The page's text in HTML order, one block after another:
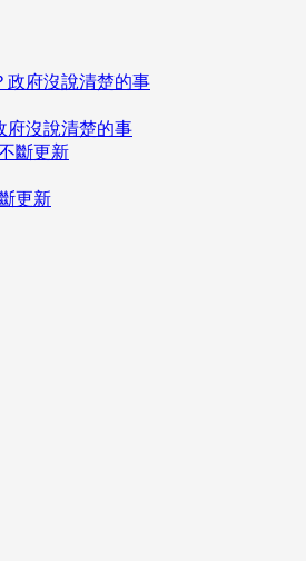
府沒說清楚的事
更新